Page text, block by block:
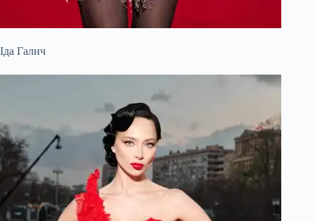
Іда Галич